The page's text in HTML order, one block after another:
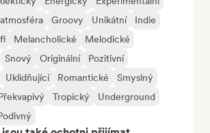
Groovy Unikátní
Indie
Melancholické
Melodické
Snový Originální
Pozitivní
Uklidňující Romantické
Smyslný
Tropický
Underground